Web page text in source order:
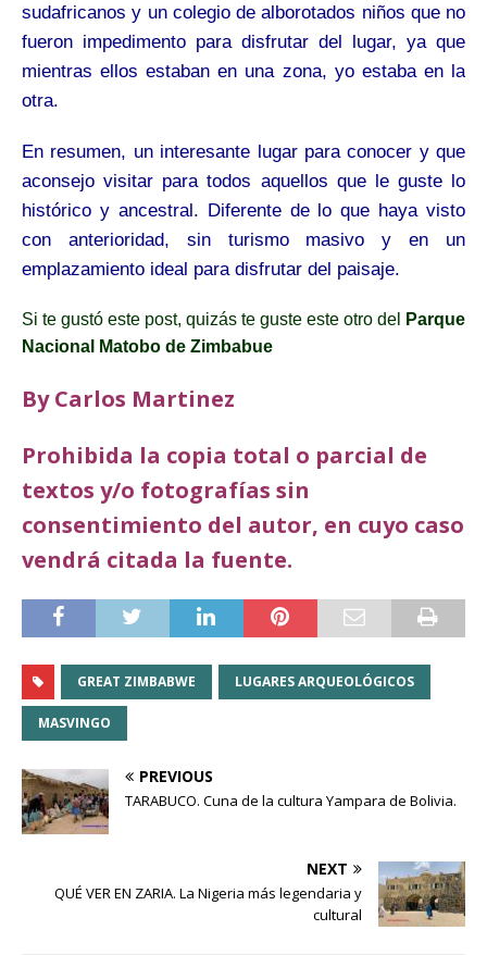
sudafricanos y un colegio de alborotados niños que no
fueron impedimento para disfrutar del lugar, ya que
mientras ellos estaban en una zona, yo estaba en la
otra.
En resumen, un interesante lugar para conocer y que
aconsejo visitar para todos aquellos que le guste lo
histórico y ancestral. Diferente de lo que haya visto
con anterioridad, sin turismo masivo y en un
emplazamiento ideal para disfrutar del paisaje.
Si te gustó este post, quizás te guste este otro del
Parque
Nacional Matobo de Zimbabue
By Carlos Martinez
Prohibida la copia total o parcial de
textos y/o fotografías sin
consentimiento del autor, en cuyo caso
vendrá citada la fuente.
GREAT ZIMBABWE LUGARES ARQUEOLÓGICOS
MASVINGO
PREVIOUS
TARABUCO. Cuna de la cultura Yampara de Bolivia.
NEXT
QUÉ VER EN ZARIA. La Nigeria más legendaria y
cultural